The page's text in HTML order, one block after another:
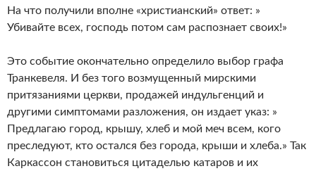
На что получили вполне «христианский» ответ: »
Убивайте всех, господь потом сам распознает своих!»
Это событие окончательно определило выбор графа
Транкевеля. И без того возмущенный мирскими
притязаниями церкви, продажей индульгенций и
другими симптомами разложения, он издает указ: »
Предлагаю город, крышу, хлеб и мой меч всем, кого
преследуют, кто остался без города, крыши и хлеба.» Так
Каркассон становиться цитаделью катаров и их